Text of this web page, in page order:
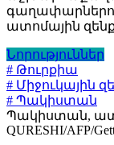
գաղափարներով
ատոմային
Նորություններ
# Թուրքիա
# Միջուկային
# Պակիստան
Պակիստան,
QURESHI/AFP/